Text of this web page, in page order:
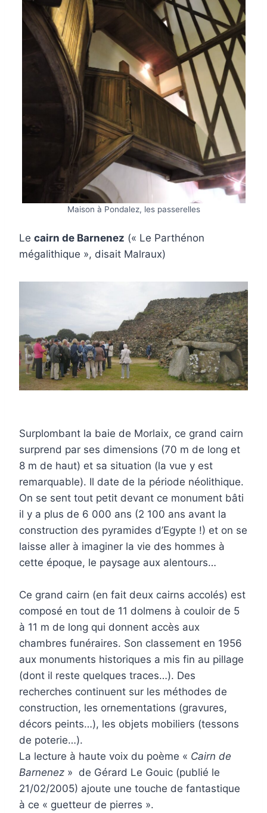
Maison à Pondalez, les passerelles
Le cairn de Barnenez (« Le Parthénon
mégalithique », disait Malraux)
Surplombant la baie de Morlaix, ce grand cairn
surprend par ses dimensions (70 m de long et
8 m de haut) et sa situation (la vue y est
remarquable). Il date de la période néolithique.
On se sent tout petit devant ce monument bâti
il y a plus de 6 000 ans (2 100 ans avant la
construction des pyramides d’Egypte !) et on se
laisse aller à imaginer la vie des hommes à
cette époque, le paysage aux alentours…
Ce grand cairn (en fait deux cairns accolés) est
composé en tout de 11 dolmens à couloir de 5
à 11 m de long qui donnent accès aux
chambres funéraires. Son classement en 1956
aux monuments historiques a mis fin au pillage
(dont il reste quelques traces…). Des
recherches continuent sur les méthodes de
construction, les ornementations (gravures,
décors peints…), les objets mobiliers (tessons
de poterie…).
La lecture à haute voix du poème « Cairn de
Barnenez » de Gérard Le Gouic (publié le
21/02/2005) ajoute une touche de fantastique
à ce « guetteur de pierres ».